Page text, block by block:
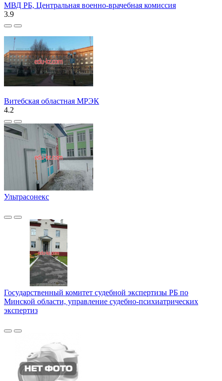
МВД РБ, Центральная военно-врачебная комиссия
3.9
Витебская областная МРЭК
4.2
Ультрасонекс
Государственный комитет судебной экспертизы РБ по
Минской области, управление судебно-психиатрических
экспертиз